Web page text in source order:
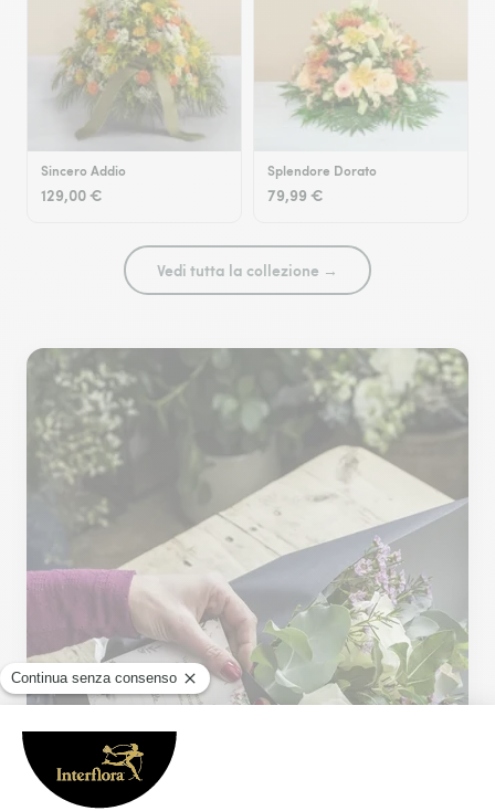
Sincero Addio
129,00 €
Splendore Dorato
79,99 €
Vedi tutta la collezione →